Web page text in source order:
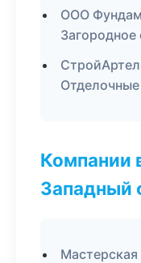
ООО
Загородное
Компании
Западный